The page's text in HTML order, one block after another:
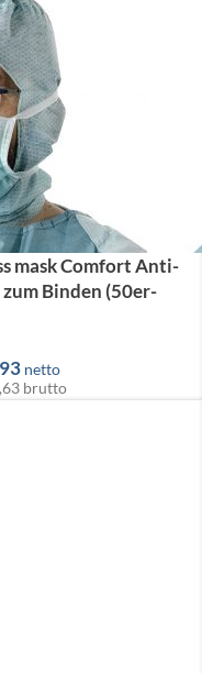
mask Comfort Anti-
Binden (50er-
netto
brutto